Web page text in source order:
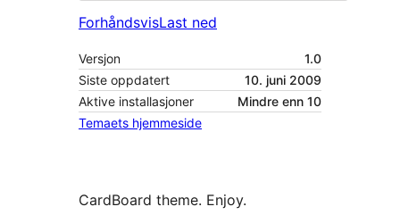
ForhåndsvisLast ned
Versjon
1.0
Siste oppdatert
10. juni 2009
Aktive installasjoner
Mindre enn 10
Temaets hjemmeside
CardBoard theme. Enjoy.